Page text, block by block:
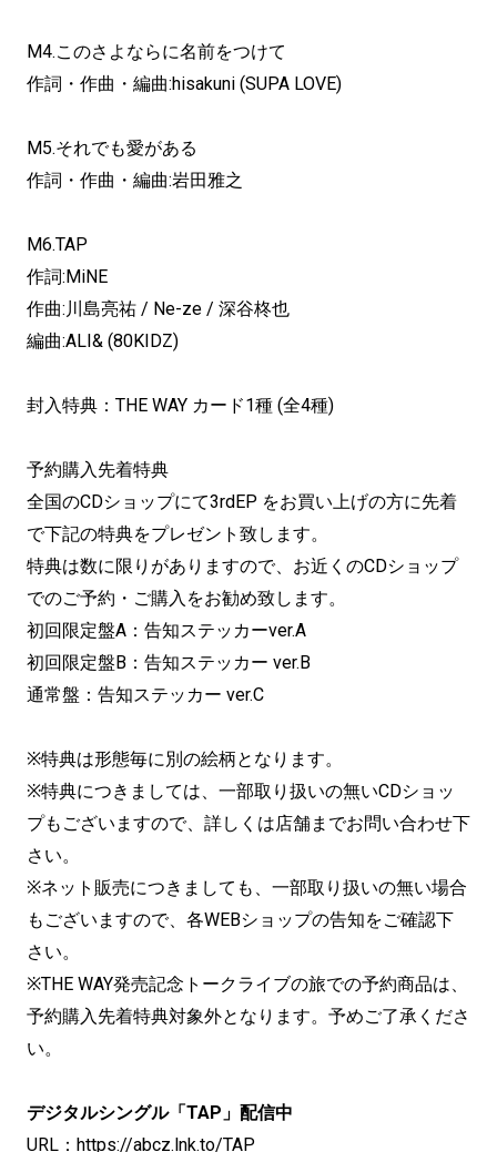
M4.このさよならに名前をつけて
作詞・作曲・編曲:hisakuni (SUPA LOVE)
M5.それでも愛がある
作詞・作曲・編曲:岩田雅之
M6.TAP
作詞:MiNE
作曲:川島亮祐 / Ne-ze / 深谷柊也
編曲:ALI& (80KIDZ)
封入特典：THE WAY カード1種 (全4種)
予約購入先着特典
全国のCDショップにて3rdEP をお買い上げの方に先着
で下記の特典をプレゼント致します。
特典は数に限りがありますので、お近くのCDショップ
でのご予約・ご購入をお勧め致します。
初回限定盤A：告知ステッカーver.A
初回限定盤B：告知ステッカー ver.B
通常盤：告知ステッカー ver.C
※特典は形態毎に別の絵柄となります。
※特典につきましては、一部取り扱いの無いCDショッ
プもございますので、詳しくは店舗までお問い合わせ下
さい。
※ネット販売につきましても、一部取り扱いの無い場合
もございますので、各WEBショップの告知をご確認下
さい。
※THE WAY発売記念トークライブの旅での予約商品は、
予約購入先着特典対象外となります。予めご了承くださ
い。
デジタルシングル「TAP」配信中
URL： https://abcz.lnk.to/TAP